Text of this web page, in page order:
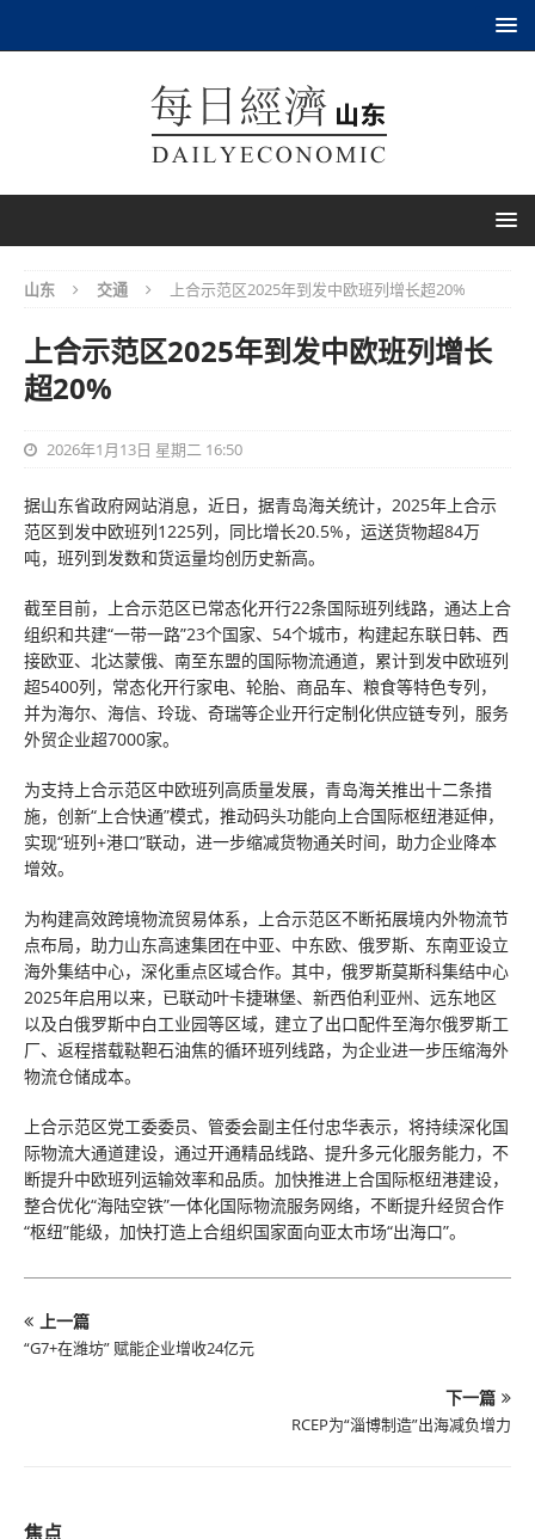
山东 交通 上合示范区2025年到发中欧班列增长超20%
上合示范区2025年到发中欧班列增长
超20%
2026年1月13日 星期二 16:50
据山东省政府网站消息，近日，据青岛海关统计，2025年上合示
范区到发中欧班列1225列，同比增长20.5%，运送货物超84万
吨，班列到发数和货运量均创历史新高。
截至目前，上合示范区已常态化开行22条国际班列线路，通达上合
组织和共建“一带一路”23个国家、54个城市，构建起东联日韩、西
接欧亚、北达蒙俄、南至东盟的国际物流通道，累计到发中欧班列
超5400列，常态化开行家电、轮胎、商品车、粮食等特色专列，
并为海尔、海信、玲珑、奇瑞等企业开行定制化供应链专列，服务
外贸企业超7000家。
为支持上合示范区中欧班列高质量发展，青岛海关推出十二条措
施，创新“上合快通”模式，推动码头功能向上合国际枢纽港延伸，
实现“班列+港口”联动，进一步缩减货物通关时间，助力企业降本
增效。
为构建高效跨境物流贸易体系，上合示范区不断拓展境内外物流节
点布局，助力山东高速集团在中亚、中东欧、俄罗斯、东南亚设立
海外集结中心，深化重点区域合作。其中，俄罗斯莫斯科集结中心
2025年启用以来，已联动叶卡捷琳堡、新西伯利亚州、远东地区
以及白俄罗斯中白工业园等区域，建立了出口配件至海尔俄罗斯工
厂、返程搭载鞑靼石油焦的循环班列线路，为企业进一步压缩海外
物流仓储成本。
上合示范区党工委委员、管委会副主任付忠华表示，将持续深化国
际物流大通道建设，通过开通精品线路、提升多元化服务能力，不
断提升中欧班列运输效率和品质。加快推进上合国际枢纽港建设，
整合优化“海陆空铁”一体化国际物流服务网络，不断提升经贸合作
“枢纽”能级，加快打造上合组织国家面向亚太市场“出海口”。
上一篇
“G7+在潍坊” 赋能企业增收24亿元
下一篇
RCEP为“淄博制造”出海减负增力
焦点